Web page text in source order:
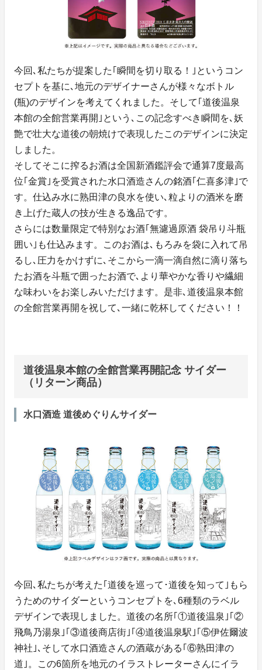
今回､私たちが提案した｢瞬間を切り取る！｣というコン
セプトを基に､地元のデザイナーさんが様々なボトル
(瓶)のデザインを考えてくれました。そして｢道後温泉
本館の全館営業再開｣という､この記念すべき瞬間を､妖
艶で壮大な道後の朝焼けで表現したこのデザインに決定
しました。
そしてそこに搾るお酒は全国新酒鑑評会で通算7度最高
位｢金賞｣を受賞された水口酒造さんの銘酒｢仁喜多津｣で
す。仕込み水に熟田津の良水を使い､粒よりの酒米を磨
き上げた蔵人の技が生きる逸品です。
さらには数量限定で特別なお酒｢無濾過原酒 袋吊り斗瓶
囲い｣も仕込みます。このお酒は､もろみを袋に入れて吊
るし､圧力をかけずに､そこから一滴一滴自然に滴り落ち
たお酒を斗瓶で囲ったお酒で､より華やかな香りや繊細
な味わいをお楽しみいただけます。是非､道後温泉本館
の全館営業再開を祝して､一緒に乾杯してください！！
道後温泉本館の全館営業再開記念 サイダー
（リターン商品）
水口酒造 道後めぐりんサイダー
今回､私たちが考えた｢道後を巡って･道後を知って｣もら
うためのサイダーというコンセプトを､6種類のラベル
デザインで表現しました。道後の名所｢①道後温泉｣｢②
飛鳥乃湯泉｣｢③道後商店街｣｢④道後温泉駅｣｢⑤伊佐爾波
神社｣､そして水口酒造さんの酒蔵がある｢⑥熟田津の
道｣。この6箇所を地元のイラストレーターさんにイラ